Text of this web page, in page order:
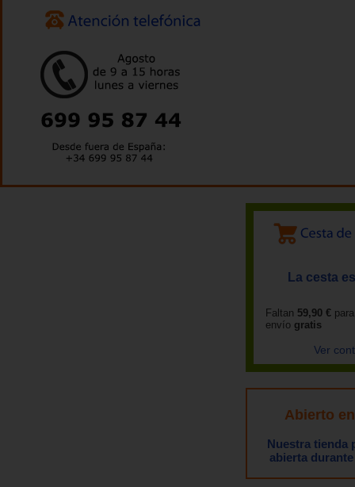
La cesta
Faltan 59,90 €
envío gratis
Ver
Abierto
Nuestra tienda
abierta